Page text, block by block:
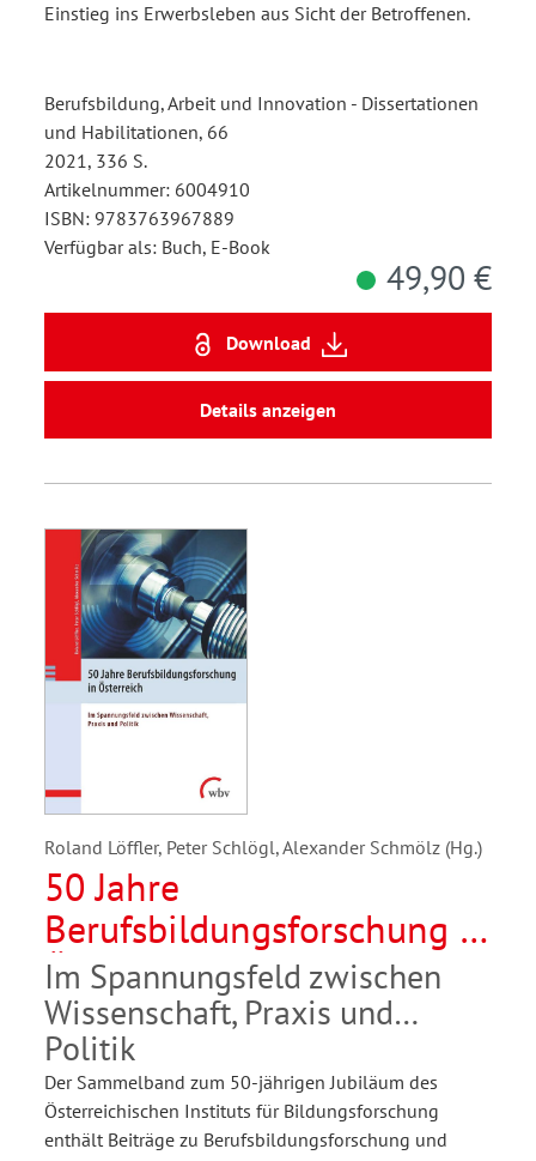
Einstieg ins Erwerbsleben aus Sicht der Betroffenen.
Berufsbildung, Arbeit und Innovation - Dissertationen
und Habilitationen, 66
2021, 336 S.
Artikelnummer: 6004910
ISBN: 9783763967889
Verfügbar als: Buch, E-Book
49,90 €
Download
Details anzeigen
Roland Löffler, Peter Schlögl, Alexander Schmölz (Hg.)
50 Jahre
Berufsbildungsforschung in
Österreich
Im Spannungsfeld zwischen
Wissenschaft, Praxis und
Politik
Der Sammelband zum 50-jährigen Jubiläum des
Österreichischen Instituts für Bildungsforschung
enthält Beiträge zu Berufsbildungsforschung und